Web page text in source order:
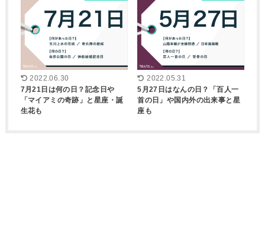
2022.06.30
7月21日は何の日？記念日や
「マイアミの奇跡」と星座・誕
生花も
2022.05.31
5月27日はなんの日？「百人一
首の日」や国内外の出来事と星
座も